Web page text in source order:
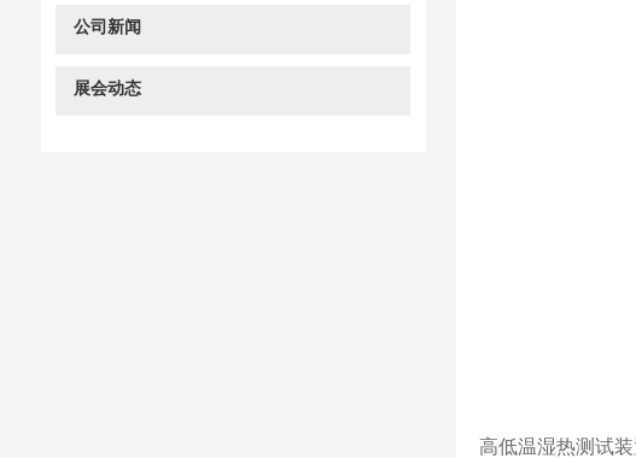
高低温湿热测试
公司新闻
展会动态